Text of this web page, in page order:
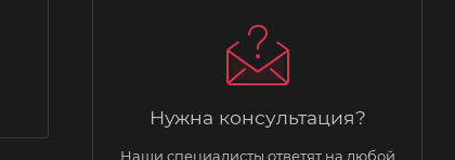
Нужна консультация?
Наши специалисты ответят на любой